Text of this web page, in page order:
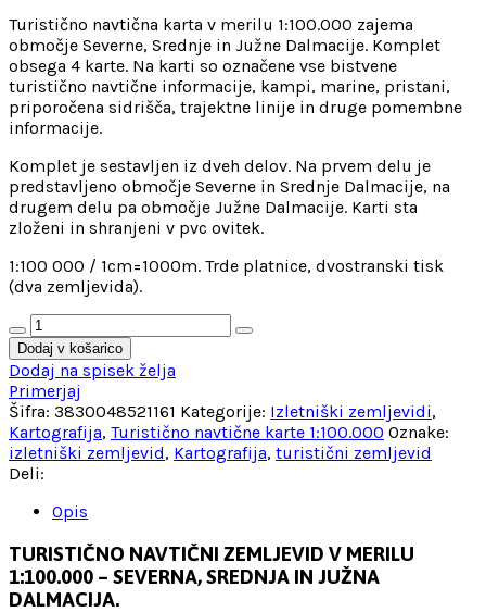
Turistično navtična karta v merilu 1:100.000 zajema
območje Severne, Srednje in Južne Dalmacije. Komplet
obsega 4 karte. Na karti so označene vse bistvene
turistično navtične informacije, kampi, marine, pristani,
priporočena sidrišča, trajektne linije in druge pomembne
informacije.
Komplet je sestavljen iz dveh delov. Na prvem delu je
predstavljeno območje Severne in Srednje Dalmacije, na
drugem delu pa območje Južne Dalmacije. Karti sta
zloženi in shranjeni v pvc ovitek.
1:100 000 / 1cm=1000m. Trde platnice, dvostranski tisk
(dva zemljevida).
Severna,
Srednja
in
Južna
Dalmacija
-
Turistično-
navtična
1:100.000
Dodaj v košarico
Dodaj na spisek želja
Primerjaj
Šifra: 3830048521161 Kategorije: Izletniški zemljevidi,
Kartografija, Turistično navtične karte 1:100.000 Oznake:
izletniški zemljevid, Kartografija, turistični zemljevid
Deli:
Opis
TURISTIČNO NAVTIČNI ZEMLJEVID V MERILU
1:100.000 – SEVERNA, SREDNJA IN JUŽNA
DALMACIJA.